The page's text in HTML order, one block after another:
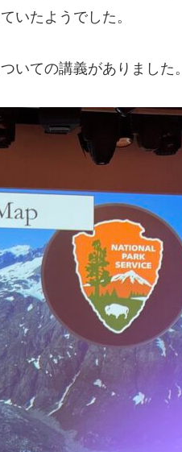
いたようでした。
いての講義がありました。